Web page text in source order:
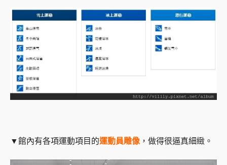
▼館內有各項運動項目的運動員雕像 ，做得很逼真細緻。